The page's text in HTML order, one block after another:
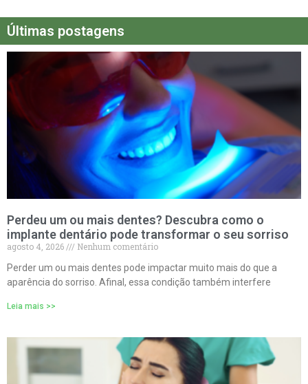
Últimas postagens
Perdeu um ou mais dentes? Descubra como o
implante dentário pode transformar o seu sorriso
agosto 4, 2026
Nenhum comentário
Perder um ou mais dentes pode impactar muito mais do que a
aparência do sorriso. Afinal, essa condição também interfere
Leia mais >>